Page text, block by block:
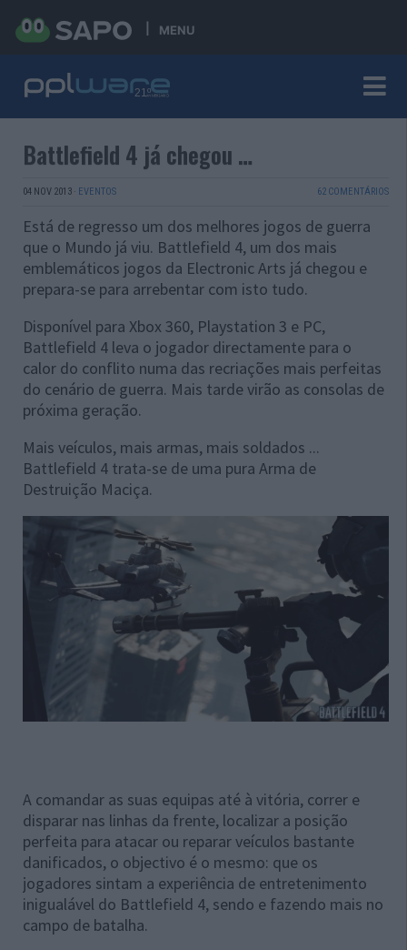
MENU
Battlefield 4 já chegou …
04 NOV 2013 · EVENTOS 62 COMENTÁRIOS
Está de regresso um dos melhores jogos de guerra
que o Mundo já viu. Battlefield 4, um dos mais
emblemáticos jogos da Electronic Arts já chegou e
prepara-se para arrebentar com isto tudo.
Disponível para Xbox 360, Playstation 3 e PC,
Battlefield 4 leva o jogador directamente para o
calor do conflito numa das recriações mais perfeitas
do cenário de guerra. Mais tarde virão as consolas de
próxima geração.
Mais veículos, mais armas, mais soldados ...
Battlefield 4 trata-se de uma pura Arma de
Destruição Maciça.
A comandar as suas equipas até à vitória, correr e
disparar nas linhas da frente, localizar a posição
perfeita para atacar ou reparar veículos bastante
danificados, o objectivo é o mesmo: que os
jogadores sintam a experiência de entretenimento
inigualável do Battlefield 4, sendo e fazendo mais no
campo de batalha.